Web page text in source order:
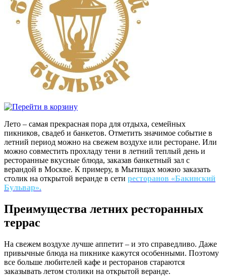
Лето – самая прекрасная пора для отдыха, семейных
пикников, свадеб и банкетов. Отметить значимое событие в
летний период можно на свежем воздухе или ресторане. Или
можно совместить прохладу тени в летний теплый день и
ресторанные вкусные блюда, заказав банкетный зал с
верандой в Москве. К примеру, в Мытищах можно заказать
столик на открытой веранде в сети ресторанов «Бакинский
Бульвар».
Преимущества летних ресторанных
террас
На свежем воздухе лучше аппетит – и это справедливо. Даже
привычные блюда на пикнике кажутся особенными. Поэтому
все больше любителей кафе и ресторанов стараются
заказывать летом столики на открытой веранде.